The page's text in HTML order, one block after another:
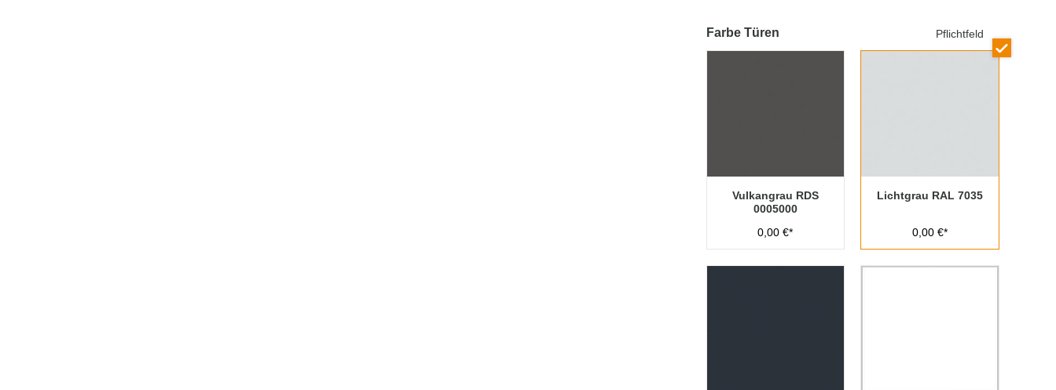
Farbe Türen Pflichtfeld
Vulkangrau RDS
0005000
0,00 €*
Lichtgrau RAL 7035
0,00 €*